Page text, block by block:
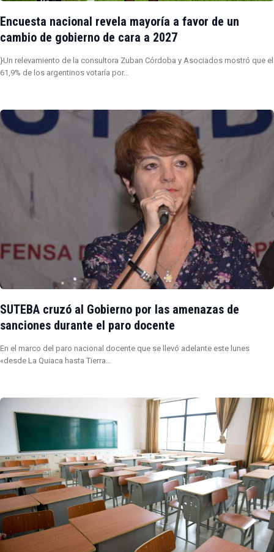
Encuesta nacional revela mayoría a favor de un
cambio de gobierno de cara a 2027
}Un relevamiento de la consultora Zuban Córdoba y Asociados mostró que el
61,9% de los argentinos votaría por…
SUTEBA cruzó al Gobierno por las amenazas de
sanciones durante el paro docente
En el marco del paro nacional docente que se llevó adelante este lunes
«desde La Quiaca hasta Tierra…